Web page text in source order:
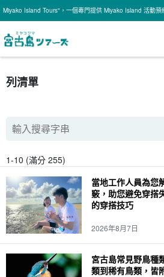
Miyako Island Tours"，一個專門提供 Miyako Island 活動預
列清單
1-10 (滿分 255)
當地工作人員為您
竅，助您避免穿搭
的穿搭技巧
2026年8月7日
宮古島常見野鳥種
類到稀有鳥類，皆